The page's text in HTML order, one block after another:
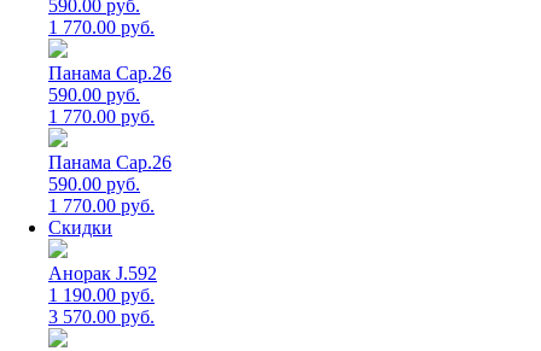
590.00 руб.
1 770.00 руб.
Панама Cap.26
590.00 руб.
1 770.00 руб.
Панама Cap.26
590.00 руб.
1 770.00 руб.
Скидки
Анорак J.592
1 190.00 руб.
3 570.00 руб.